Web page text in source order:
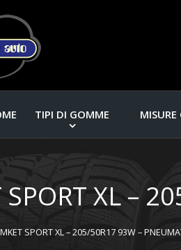
TIPI DI GOMME
XL –
SPORT XL – 205/50R17 93W –